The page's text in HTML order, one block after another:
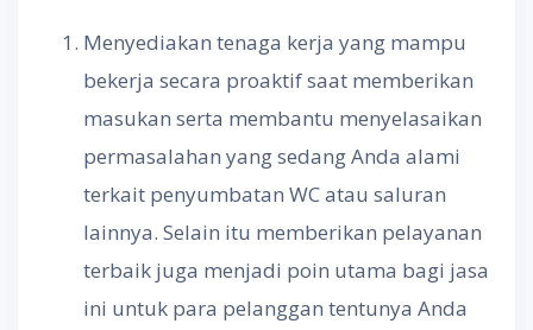
Menyediakan tenaga kerja yang mampu
bekerja secara proaktif saat memberikan
masukan serta membantu menyelasaikan
permasalahan yang sedang Anda alami
terkait penyumbatan WC atau saluran
lainnya. Selain itu memberikan pelayanan
terbaik juga menjadi poin utama bagi jasa
ini untuk para pelanggan tentunya Anda